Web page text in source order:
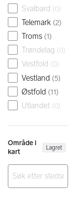
Svalbard (0)
Telemark (2)
Troms (1)
Trøndelag (0)
Vestfold (0)
Vestland (5)
Østfold (11)
Utlandet (0)
Område i
kart
Lagret